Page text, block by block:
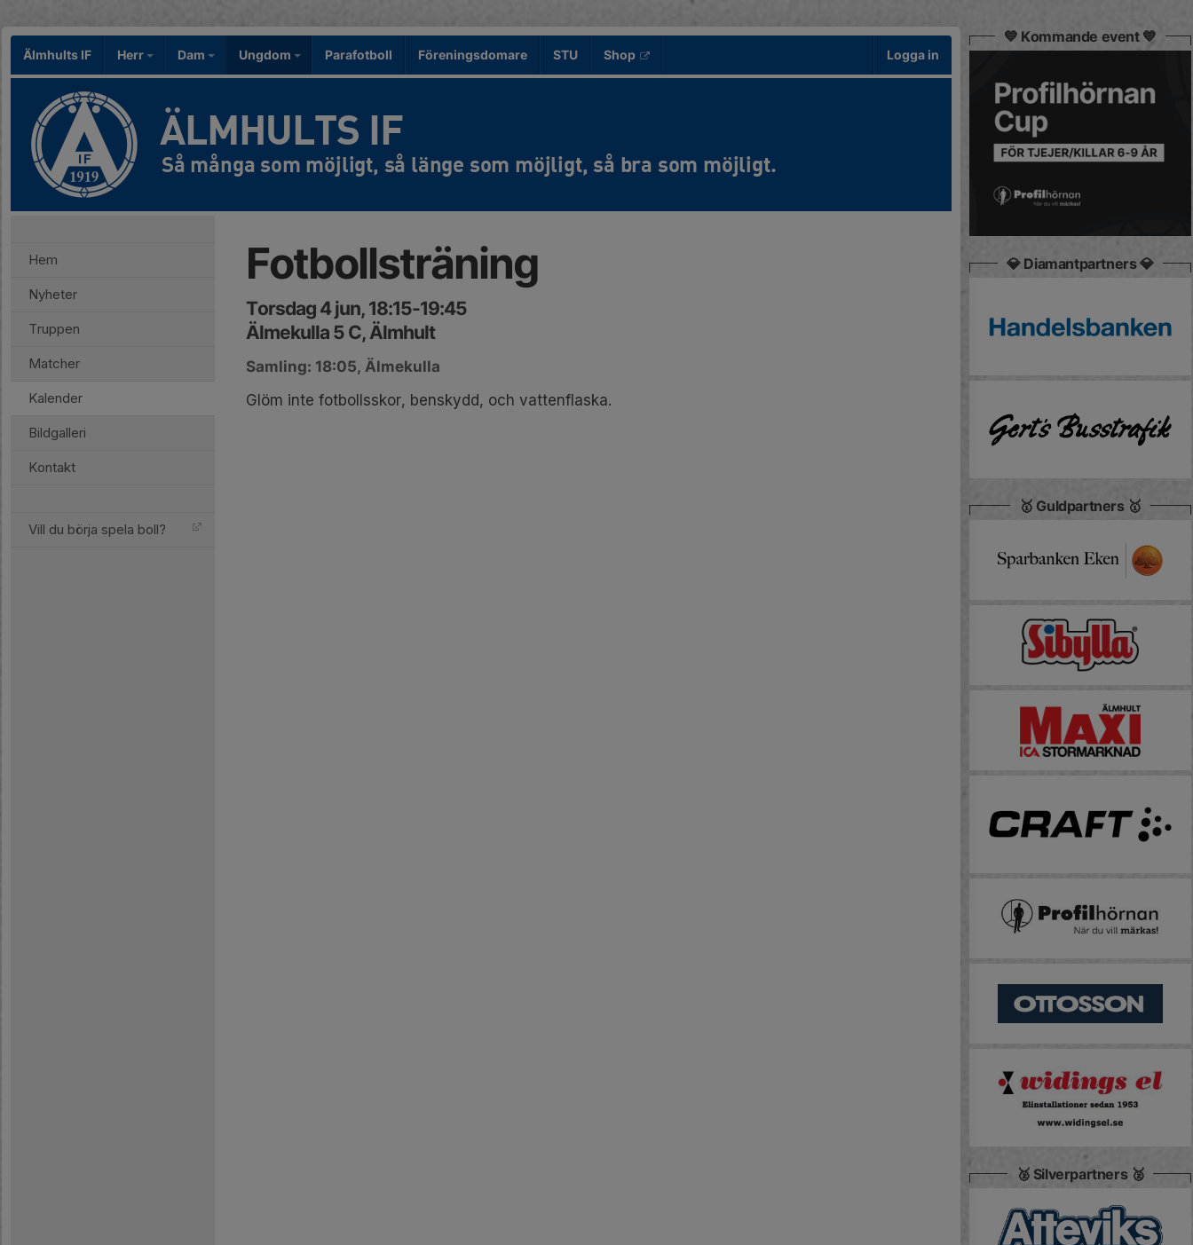
Älmhults IF Herr Dam Ungdom Parafotboll Föreningsdomare STU Shop Logga in
ÄLMHULTS IF
Hem
Nyheter
Truppen
Matcher
Kalender
Bildgalleri
Kontakt
Vill du börja spela boll?
Fotbollsträning
Torsdag 4 jun, 18:15-19:45
Älmekulla 5 C, Älmhult
Samling: 18:05, Älmekulla
Glöm inte fotbollsskor, benskydd, och vattenflaska.
💙 Kommande event 💙
💎 Diamantpartners 💎
🥇 Guldpartners 🥇
🥈 Silverpartners 🥈